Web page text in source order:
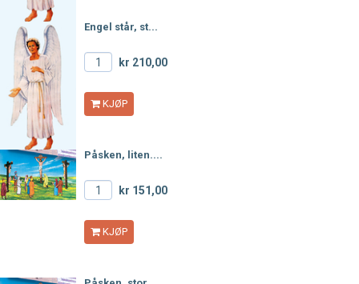
Engel står, st...
kr 210,00
KJØP
Påsken, liten....
kr 151,00
KJØP